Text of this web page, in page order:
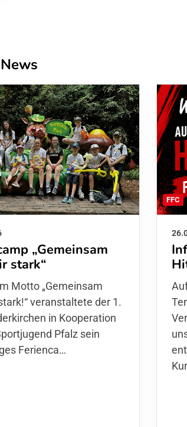
„Gemeinsam
stark“
Motto „Gemeinsam sind
veranstaltete der 1. FFC
in Kooperation mit
Pfalz sein
Ferienca…
FFC